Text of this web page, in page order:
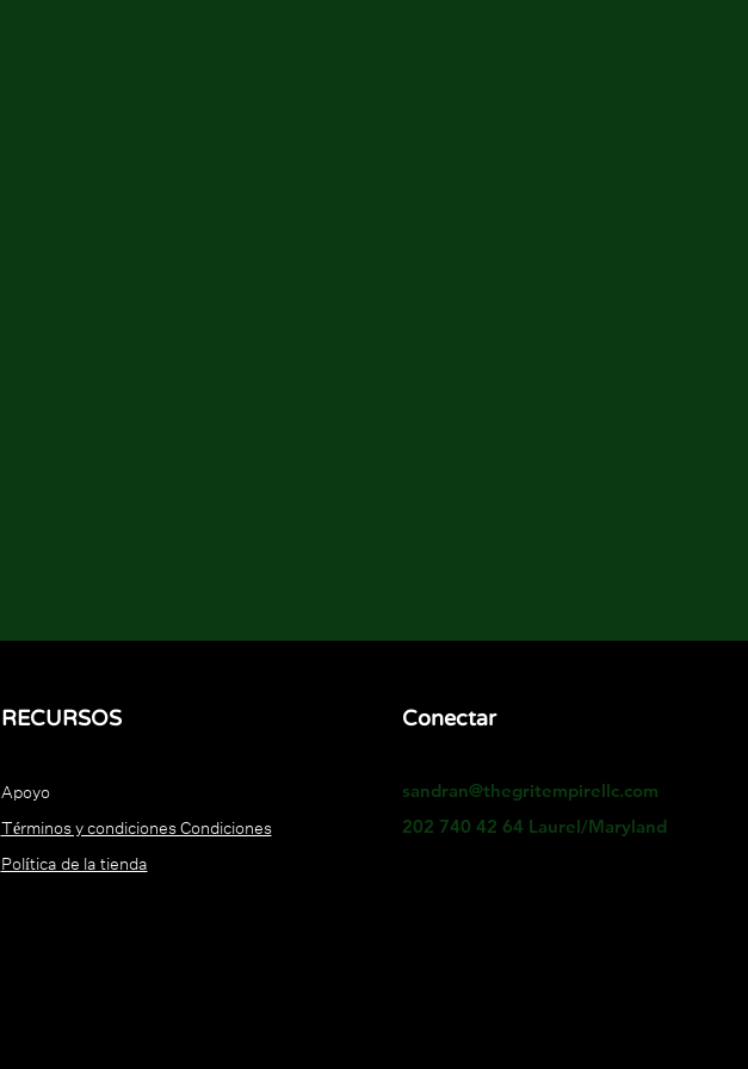
RECURSOS
Apoyo
Términos y condiciones Condiciones
Política de la tienda
Conectar
sandran@thegritempirellc.com
202 740 42 64 Laurel/Maryland